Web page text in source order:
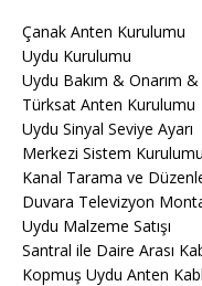
Çanak Anten Kurulumu
Uydu Kurulumu
Uydu Bakım & Onarım
Türksat Anten Kurulumu
Uydu Sinyal Seviye Ayarı
Merkezi Sistem Kurulumu
Kanal Tarama ve
Duvara Televizyon
Uydu Malzeme Satışı
Santral ile Daire Arası
Kopmuş Uydu Anten